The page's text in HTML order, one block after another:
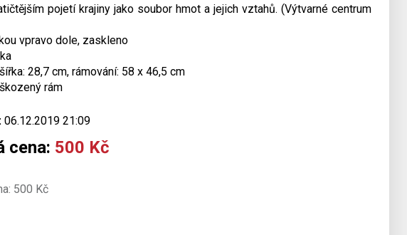
pojetí krajiny jako soubor hmot a jejich vztahů. (Výtvarné centrum
vpravo dole, zaskleno
28,7 cm, rámování: 58 x 46,5 cm
rám
06.12.2019 21:09
cena: 500 Kč
500 Kč